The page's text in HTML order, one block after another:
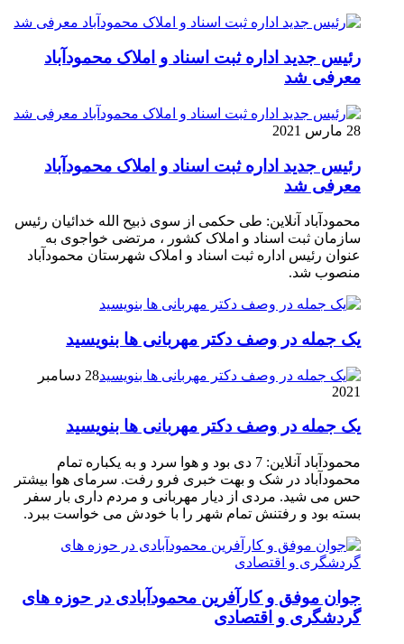
رئیس جدید اداره ثبت اسناد و املاک محمودآباد
معرفی شد
28 مارس 2021
رئیس جدید اداره ثبت اسناد و املاک محمودآباد
معرفی شد
محمودآباد آنلاین: طی حکمی از سوی ذبیح الله خدائیان رئیس
سازمان ثبت اسناد و املاک کشور ، مرتضی خواجوی به
عنوان رئیس اداره ثبت اسناد و املاک شهرستان محمودآباد
منصوب شد.
یک جمله در وصف دکتر مهربانی ها بنویسید
28 دسامبر
2021
یک جمله در وصف دکتر مهربانی ها بنویسید
محمودآباد آنلاین: 7 دی بود و هوا سرد و به یکباره تمام
محمودآباد در شک و بهت خبری فرو رفت. سرمای هوا بیشتر
حس می شید. مردی از دیار مهربانی و مردم داری بار سفر
بسته بود و رفتنش تمام شهر را با خودش می خواست ببرد.
جوان موفق و کارآفرین محمودآبادی در حوزه های
گردشگری و اقتصادی